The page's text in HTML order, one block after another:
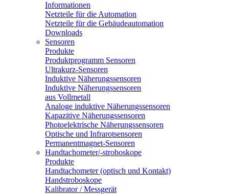
Informationen
Netzteile für die Automation
Netzteile für die Gebäudeautomation
Downloads
Sensoren
Produkte
Produktprogramm Sensoren
Ultrakurz-Sensoren
Induktive Näherungssensoren
Induktive Näherungssensoren
aus Vollmetall
Analoge induktive Näherungssensoren
Kapazitive Näherungssensoren
Photoelektrische Näherungssensoren
Optische und Infrarotsensoren
Permanentmagnet-Sensoren
Handtachometer/-stroboskope
Produkte
Handtachometer (optisch und Kontakt)
Handstroboskope
Kalibrator / Messgerät